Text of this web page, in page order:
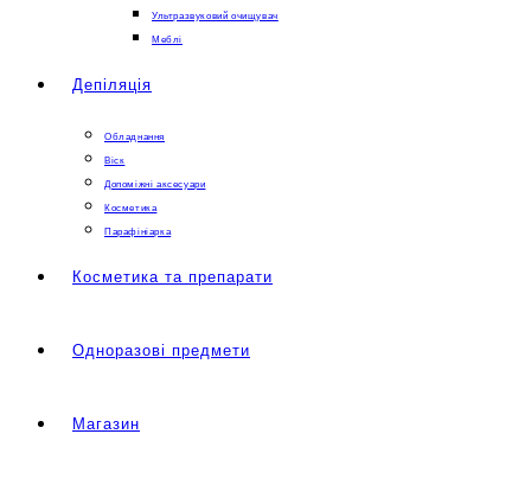
Ультразвуковий очищувач
Меблі
Депіляція
Обладнання
Віск
Допоміжні аксесуари
Косметика
Парафініарка
Косметика та препарати
Одноразові предмети
Магазин